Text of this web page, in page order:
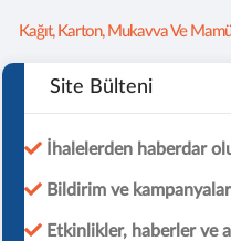
Kağıt, Karton, Mukavva Ve
Site Bülteni
İhalelerden haberdar
Bildirim ve
Etkinlikler, haberler ve